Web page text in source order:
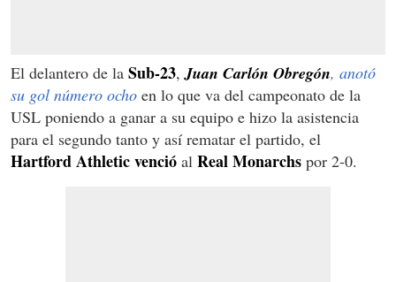
El delantero de la Sub-23,Juan Carlón Obregón, anotó
su gol número ocho en lo que va del campeonato de la
USL poniendo a ganar a su equipo e hizo la asistencia
para el segundo tanto y así rematar el partido, el
Hartford Athletic venció al Real Monarchs por 2-0.